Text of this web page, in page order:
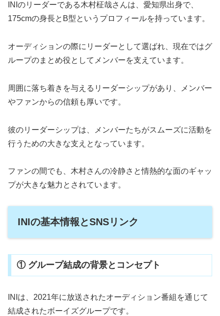
INIのリーダーである木村柾哉さんは、愛知県出身で、
175cmの身長とB型というプロフィールを持っています。
オーディションの際にリーダーとして選ばれ、現在ではグ
ループのまとめ役としてメンバーを支えています。
周囲に落ち着きを与えるリーダーシップがあり、メンバー
やファンからの信頼も厚いです。
彼のリーダーシップは、メンバーたちがスムーズに活動を
行うための大きな支えとなっています。
ファンの間でも、木村さんの冷静さと情熱的な面のギャッ
プが大きな魅力とされています。
INIの基本情報とSNSリンク
① グループ結成の背景とコンセプト
INIは、2021年に放送されたオーディション番組を通じて
結成されたボーイズグループです。